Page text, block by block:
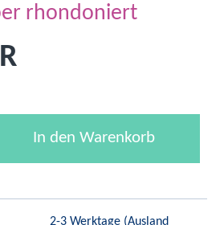
rhondoniert
In den Warenkorb
2-3 Werktage (Ausland